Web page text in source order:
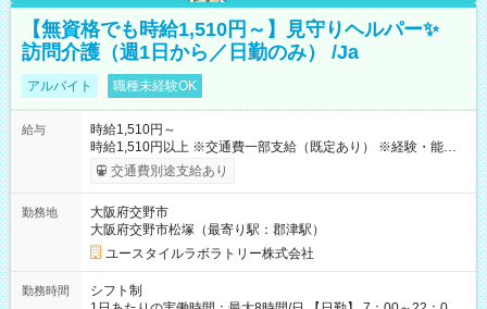
【無資格でも時給1,510円～】見守りヘルパー✨
訪問介護（週1日から／日勤のみ） /Ja
アルバイト 職種未経験OK
給与
時給1,510円～
時給1,510円以上 ※交通費一部支給（既定あり） ※経験・能力を
考慮して決定します 【収入例】 週1回勤務の場合：1,510円×8時
間×4回=4万8,320円 週3回勤務の場合：1,510円×8時間×12回
1,600円 【試用期間】試用期間あり 試用期間の長さ：2ヶ月
※ 雇用形態と給与に、本採用時と異なる部分があります。 雇用
形態：本採用時と同じです。 給与：時給 1,180円以上
交通費別途支給あり
勤務地
大阪府交野市
大阪府交野市松塚（最寄り駅：郡津駅）
ユースタイルラボラトリー株式会社
勤務時間
シフト制